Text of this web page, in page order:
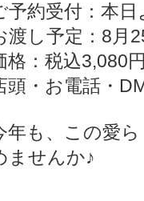
予約受付：本
渡し予定：8月
格：税込3,080
頭・お電話・
年も、この愛
ませんか♪